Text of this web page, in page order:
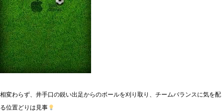
相変わらず、井手口の鋭い出足からのボールを刈り取り、チームバランスに気を配
る位置どりは見事